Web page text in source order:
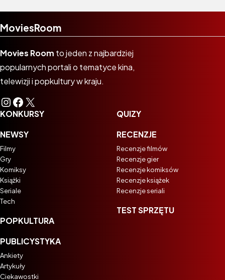
MoviesRoom
Movies Room to jeden z najbardziej
popularnych portali o tematyce kina,
telewizji i popkultury w kraju.
Instagram
Facebook
X
KONKURSY
NEWSY
Filmy
Gry
Komiksy
Książki
Seriale
Tech
POPKULTURA
PUBLICYSTYKA
Ankiety
Artykuły
Ciekawostki
QUIZY
RECENZJE
Recenzje filmów
Recenzje gier
Recenzje komiksów
Recenzje książek
Recenzje seriali
TEST SPRZĘTU